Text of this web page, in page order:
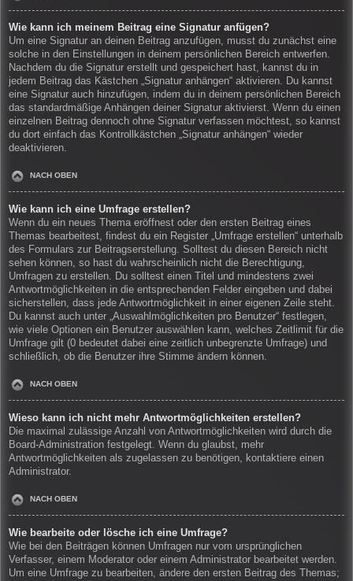
Wie kann ich meinem Beitrag eine Signatur anfügen?
Um eine Signatur an deinen Beitrag anzufügen, musst du zunächst eine
solche in den Einstellungen in deinem persönlichen Bereich entwerfen.
Nachdem du die Signatur erstellt und gespeichert hast, kannst du in
jedem Beitrag das Kästchen „Signatur anhängen“ aktivieren. Du kannst
eine Signatur auch hinzufügen, indem du in deinem persönlichen Bereich
das standardmäßige Anhängen deiner Signatur aktivierst. Wenn du einen
einzelnen Beitrag dennoch ohne Signatur verfassen möchtest, so kannst
du dort einfach das Kontrollkästchen „Signatur anhängen“ wieder
deaktivieren.
NACH OBEN
Wie kann ich eine Umfrage erstellen?
Wenn du ein neues Thema eröffnest oder den ersten Beitrag eines
Themas bearbeitest, findest du ein Register „Umfrage erstellen“ unterhalb
des Formulars zur Beitragserstellung. Solltest du diesen Bereich nicht
sehen können, so hast du wahrscheinlich nicht die Berechtigung,
Umfragen zu erstellen. Du solltest einen Titel und mindestens zwei
Antwortmöglichkeiten in die entsprechenden Felder eingeben und dabei
sicherstellen, dass jede Antwortmöglichkeit in einer eigenen Zeile steht.
Du kannst auch unter „Auswahlmöglichkeiten pro Benutzer“ festlegen,
wie viele Optionen ein Benutzer auswählen kann, welches Zeitlimit für die
Umfrage gilt (0 bedeutet dabei eine zeitlich unbegrenzte Umfrage) und
schließlich, ob die Benutzer ihre Stimme ändern können.
NACH OBEN
Wieso kann ich nicht mehr Antwortmöglichkeiten erstellen?
Die maximal zulässige Anzahl von Antwortmöglichkeiten wird durch die
Board-Administration festgelegt. Wenn du glaubst, mehr
Antwortmöglichkeiten als zugelassen zu benötigen, kontaktiere einen
Administrator.
NACH OBEN
Wie bearbeite oder lösche ich eine Umfrage?
Wie bei den Beiträgen können Umfragen nur vom ursprünglichen
Verfasser, einem Moderator oder einem Administrator bearbeitet werden.
Um eine Umfrage zu bearbeiten, ändere den ersten Beitrag des Themas;